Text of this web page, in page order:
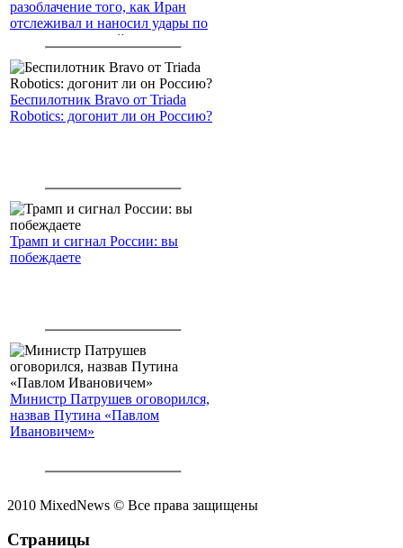
разоблачение того, как Иран
отслеживал и наносил удары по
американским войскам
Беспилотник Bravo от Triada
Robotics: догонит ли он Россию?
Трамп и сигнал России: вы
побеждаете
Министр Патрушев оговорился,
назвав Путина «Павлом
Ивановичем»
2010 MixedNews © Все права защищены
Страницы